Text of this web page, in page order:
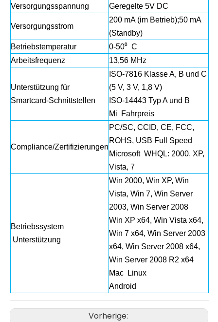
Versorgungsspannung
Geregelte 5V DC
Versorgungsstrom
200 mA (im Betrieb);50 mA
(Standby)
Betriebstemperatur
0-50⁰ C
Arbeitsfrequenz
13,56 MHz
Unterstützung für
Smartcard-Schnittstellen
ISO-7816 Klasse A, B und C
(5 V, 3 V, 1,8 V)
ISO-14443 Typ A und B
Mi Fahrpreis
Compliance/Zertifizierungen
PC/SC, CCID, CE, FCC,
ROHS, USB Full Speed
Microsoft WHQL: 2000, XP,
Vista, 7
Betriebssystem
Unterstützung
Win 2000, Win XP, Win
Vista, Win 7, Win Server
2003, Win Server 2008
Win XP x64, Win Vista x64,
Win 7 x64, Win Server 2003
x64, Win Server 2008 x64,
Win Server 2008 R2 x64
Mac Linux
Android
Vorherige: